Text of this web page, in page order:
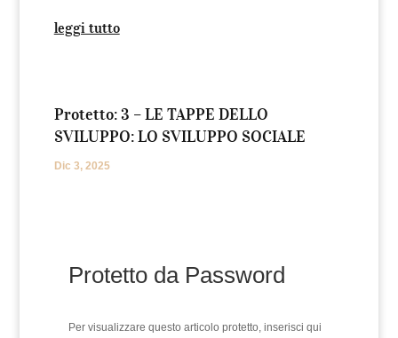
leggi tutto
Protetto: 3 – LE TAPPE DELLO
SVILUPPO: LO SVILUPPO SOCIALE
Dic 3, 2025
Protetto da Password
Per visualizzare questo articolo protetto, inserisci qui